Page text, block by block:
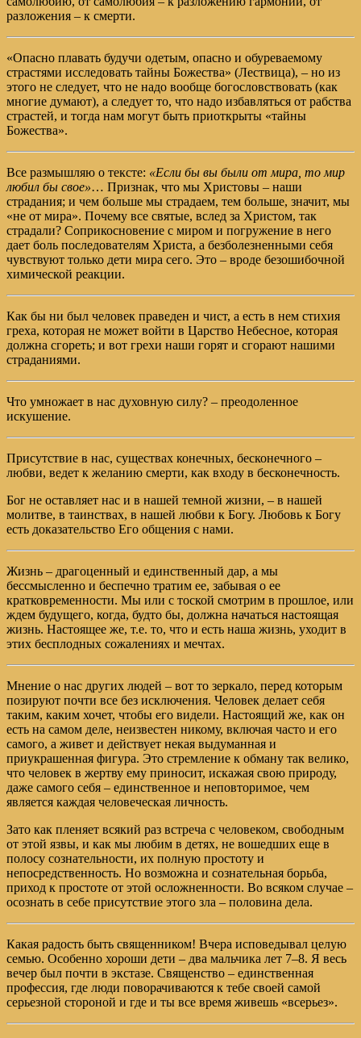
разложения – к смерти.
«Опасно плавать будучи одетым, опасно и обуреваемому
страстями исследовать тайны Божества» (Лествица), – но из
этого не следует, что не надо вообще богословствовать (как
многие думают), а следует то, что надо избавляться от рабства
страстей, и тогда нам могут быть приоткрыты «тайны
Божества».
Все размышляю о тексте: «Если бы вы были от мира, то мир
любил бы свое»… Признак, что мы Христовы – наши
страдания; и чем больше мы страдаем, тем больше, значит, мы
«не от мира». Почему все святые, вслед за Христом, так
страдали? Соприкосновение с миром и погружение в него
дает боль последователям Христа, а безболезненными себя
чувствуют только дети мира сего. Это – вроде безошибочной
химической реакции.
Как бы ни был человек праведен и чист, а есть в нем стихия
греха, которая не может войти в Царство Небесное, которая
должна сгореть; и вот грехи наши горят и сгорают нашими
страданиями.
Что умножает в нас духовную силу? – преодоленное
искушение.
Присутствие в нас, существах конечных, бесконечного –
любви, ведет к желанию смерти, как входу в бесконечность.
Бог не оставляет нас и в нашей темной жизни, – в нашей
молитве, в таинствах, в нашей любви к Богу. Любовь к Богу
есть доказательство Его общения с нами.
Жизнь – драгоценный и единственный дар, а мы
бессмысленно и беспечно тратим ее, забывая о ее
кратковременности. Мы или с тоской смотрим в прошлое, или
ждем будущего, когда, будто бы, должна начаться настоящая
жизнь. Настоящее же, т.е. то, что и есть наша жизнь, уходит в
этих бесплодных сожалениях и мечтах.
Мнение о нас других людей – вот то зеркало, перед которым
позируют почти все без исключения. Человек делает себя
таким, каким хочет, чтобы его видели. Настоящий же, как он
есть на самом деле, неизвестен никому, включая часто и его
самого, а живет и действует некая выдуманная и
приукрашенная фигура. Это стремление к обману так велико,
что человек в жертву ему приносит, искажая свою природу,
даже самого себя – единственное и неповторимое, чем
является каждая человеческая личность.
Зато как пленяет всякий раз встреча с человеком, свободным
от этой язвы, и как мы любим в детях, не вошедших еще в
полосу сознательности, их полную простоту и
непосредственность. Но возможна и сознательная борьба,
приход к простоте от этой осложненности. Во всяком случае –
осознать в себе присутствие этого зла – половина дела.
Какая радость быть священником! Вчера исповедывал целую
семью. Особенно хороши дети – два мальчика лет 7–8. Я весь
вечер был почти в экстазе. Священство – единственная
профессия, где люди поворачиваются к тебе своей самой
серьезной стороной и где и ты все время живешь «всерьез».